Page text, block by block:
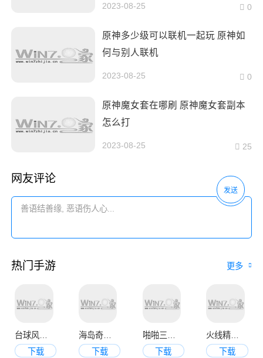
2023-08-25 0
原神多少级可以联机一起玩 原神如
何与别人联机
2023-08-25 0
原神魔女套在哪刷 原神魔女套副本
怎么打
2023-08-25 25
网友评论
发送
热门手游 更多
台球风云手机版
下载
海岛奇兵九游官方版
下载
下载
下载